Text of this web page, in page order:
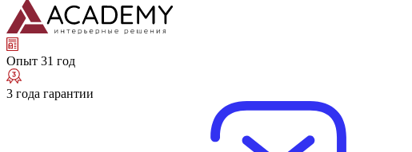
Опыт 31 год
3 года гарантии